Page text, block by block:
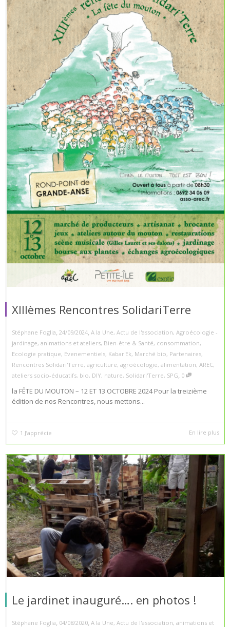
XIIIèmes Rencontres SolidariTerre
Stéphane Foglia, 24/09/2024, A la Une, Actu de l'association, Agroécologie -
jardinage, animations et ateliers, Bien-être & Santé, consommation,
Ecologie pratique, Evenementiels, Kabar'Ek, Marché bio, Partenaires,
Rencontres Solidari'Terre, agriculture, agroécologie, alimentation, AREC,
ateliers socio-éducatifs, bio, DIY, nature, Solidari'Terre, SPG, 0
la FÊTE DU MOUTON – 12 ET 13 OCTOBRE 2024 Pour la treizième
édition de nos Rencontres, nous mettons...
1 J’apprécie En lire plus
Le jardinet inauguré…. en photos !
Stéphane Foglia 04/08/2020 A la Une, Actu de l'association, animations et